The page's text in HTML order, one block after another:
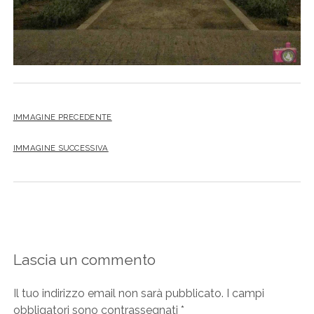
IMMAGINE PRECEDENTE
IMMAGINE SUCCESSIVA
Lascia un commento
Il tuo indirizzo email non sarà pubblicato.
I campi
obbligatori sono contrassegnati *